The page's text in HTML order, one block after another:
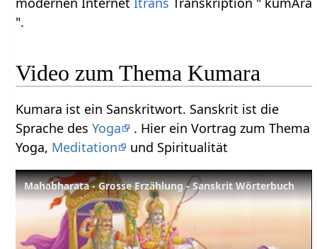
".
Video zum Thema Kumara
Kumara ist ein Sanskritwort. Sanskrit ist die
Sprache desYoga
. Hier ein Vortrag zum Thema
Yoga, Meditation und Spiritualität
Mahabharata - Grosse Erzählung - Sanskrit Wörterbuch